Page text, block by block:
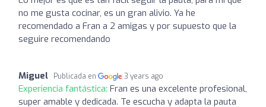
no me gusta cocinar, es un gran alivio. Ya he
recomendado a Fran a 2 amigas y por supuesto que la
seguire recomendando
Miguel Publicada en 3 years ago
Experiencia fantástica: Fran es una excelente profesional,
super amable y dedicada. Te escucha y adapta la pauta